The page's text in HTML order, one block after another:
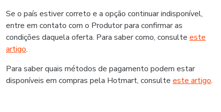
Se o país estiver correto e a opção continuar indisponível,
entre em contato com o Produtor para confirmar as
condições daquela oferta. Para saber como, consulte este
artigo.
Para saber quais métodos de pagamento podem estar
disponíveis em compras pela Hotmart, consulte este artigo.